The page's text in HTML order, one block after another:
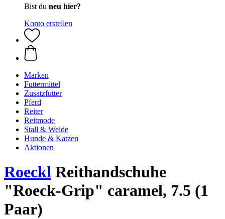
Bist du neu hier?
Konto erstellen
Marken
Futtermittel
Zusatzfutter
Pferd
Reiter
Reitmode
Stall & Weide
Hunde & Katzen
Aktionen
Roeckl Reithandschuhe
"Roeck-Grip" caramel, 7.5 (1
Paar)